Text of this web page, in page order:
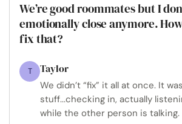
We’re good roommates but I
emotionally close anymore.
fix that?
T Taylor
We didn’t “fix” it all at once. It
stuff...checking in, actually
while the other person is talking.